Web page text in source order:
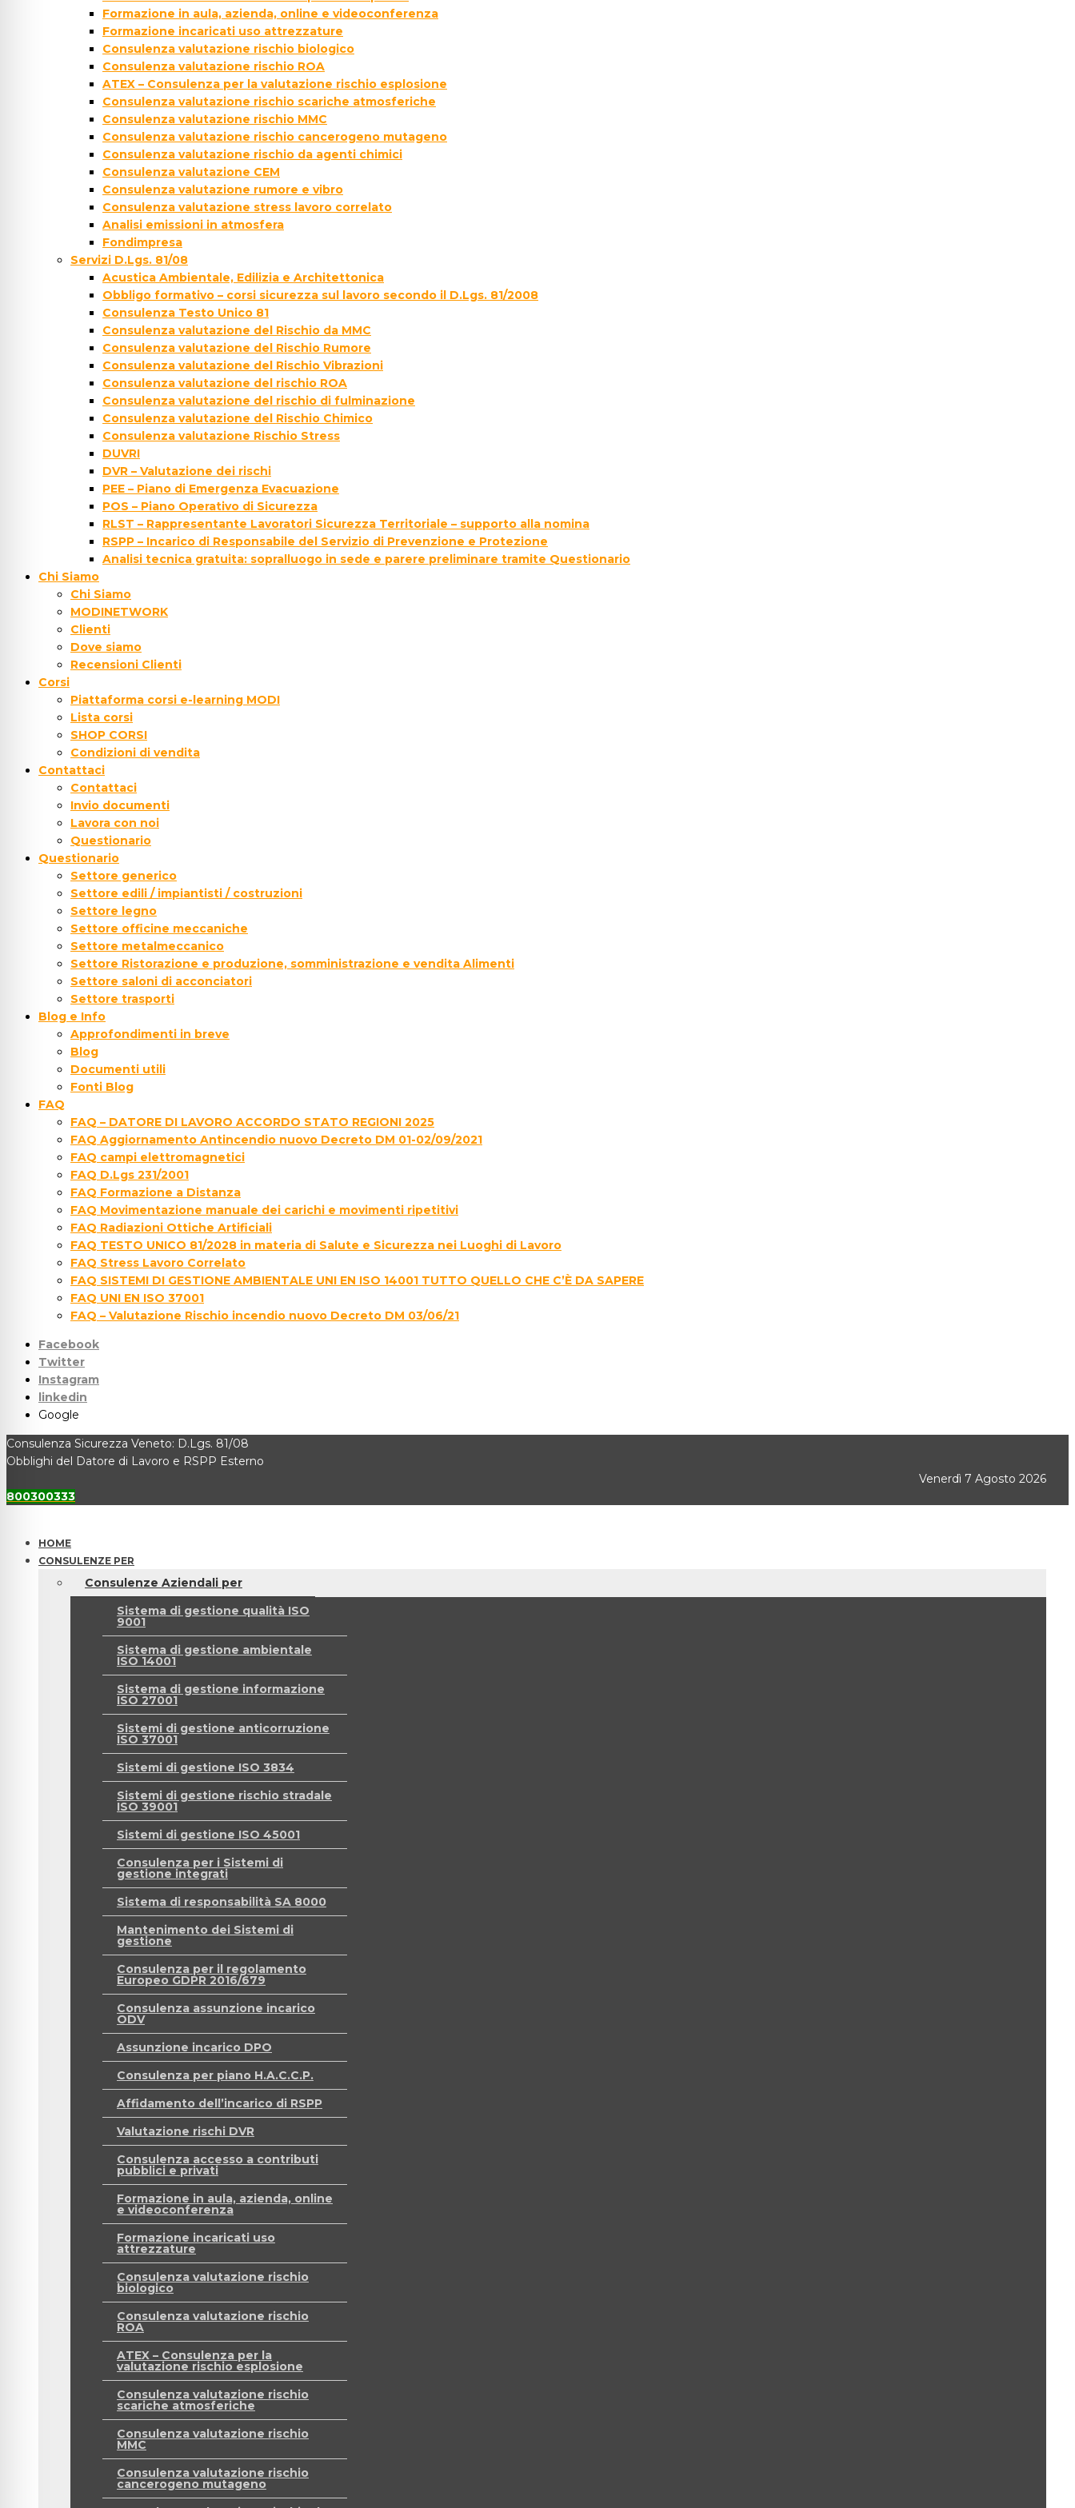
Formazione in aula, azienda, online e videoconferenza
Formazione incaricati uso attrezzature
Consulenza valutazione rischio biologico
Consulenza valutazione rischio ROA
ATEX – Consulenza per la valutazione rischio esplosione
Consulenza valutazione rischio scariche atmosferiche
Consulenza valutazione rischio MMC
Consulenza valutazione rischio cancerogeno mutageno
Consulenza valutazione rischio da agenti chimici
Consulenza valutazione CEM
Consulenza valutazione rumore e vibro
Consulenza valutazione stress lavoro correlato
Analisi emissioni in atmosfera
Fondimpresa
Servizi D.Lgs. 81/08
Acustica Ambientale, Edilizia e Architettonica
Obbligo formativo – corsi sicurezza sul lavoro secondo il D.Lgs. 81/2008
Consulenza Testo Unico 81
Consulenza valutazione del Rischio da MMC
Consulenza valutazione del Rischio Rumore
Consulenza valutazione del Rischio Vibrazioni
Consulenza valutazione del rischio ROA
Consulenza valutazione del rischio di fulminazione
Consulenza valutazione del Rischio Chimico
Consulenza valutazione Rischio Stress
DUVRI
DVR – Valutazione dei rischi
PEE – Piano di Emergenza Evacuazione
POS – Piano Operativo di Sicurezza
RLST – Rappresentante Lavoratori Sicurezza Territoriale – supporto alla nomina
RSPP – Incarico di Responsabile del Servizio di Prevenzione e Protezione
Analisi tecnica gratuita: sopralluogo in sede e parere preliminare tramite Questionario
Chi Siamo
Chi Siamo
MODINETWORK
Clienti
Dove siamo
Recensioni Clienti
Corsi
Piattaforma corsi e-learning MODI
Lista corsi
SHOP CORSI
Condizioni di vendita
Contattaci
Contattaci
Invio documenti
Lavora con noi
Questionario
Questionario
Settore generico
Settore edili / impiantisti / costruzioni
Settore legno
Settore officine meccaniche
Settore metalmeccanico
Settore Ristorazione e produzione, somministrazione e vendita Alimenti
Settore saloni di acconciatori
Settore trasporti
Blog e Info
Approfondimenti in breve
Blog
Documenti utili
Fonti Blog
FAQ
FAQ – DATORE DI LAVORO ACCORDO STATO REGIONI 2025
FAQ Aggiornamento Antincendio nuovo Decreto DM 01-02/09/2021
FAQ campi elettromagnetici
FAQ D.Lgs 231/2001
FAQ Formazione a Distanza
FAQ Movimentazione manuale dei carichi e movimenti ripetitivi
FAQ Radiazioni Ottiche Artificiali
FAQ TESTO UNICO 81/2028 in materia di Salute e Sicurezza nei Luoghi di Lavoro
FAQ Stress Lavoro Correlato
FAQ SISTEMI DI GESTIONE AMBIENTALE UNI EN ISO 14001 TUTTO QUELLO CHE C’È DA SAPERE
FAQ UNI EN ISO 37001
FAQ – Valutazione Rischio incendio nuovo Decreto DM 03/06/21
Facebook
Twitter
Instagram
linkedin
Google
Consulenza Sicurezza Veneto: D.Lgs. 81/08
Obblighi del Datore di Lavoro e RSPP Esterno
Venerdì 7 Agosto 2026
800300333
HOME
CONSULENZE PER
Consulenze Aziendali per
Sistema di gestione qualità ISO
9001
Sistema di gestione ambientale
ISO 14001
Sistema di gestione informazione
ISO 27001
Sistemi di gestione anticorruzione
ISO 37001
Sistemi di gestione ISO 3834
Sistemi di gestione rischio stradale
ISO 39001
Sistemi di gestione ISO 45001
Consulenza per i Sistemi di
gestione integrati
Sistema di responsabilità SA 8000
Mantenimento dei Sistemi di
gestione
Consulenza per il regolamento
Europeo GDPR 2016/679
Consulenza assunzione incarico
ODV
Assunzione incarico DPO
Consulenza per piano H.A.C.C.P.
Affidamento dell’incarico di RSPP
Valutazione rischi DVR
Consulenza accesso a contributi
pubblici e privati
Formazione in aula, azienda, online
e videoconferenza
Formazione incaricati uso
attrezzature
Consulenza valutazione rischio
biologico
Consulenza valutazione rischio
ROA
ATEX – Consulenza per la
valutazione rischio esplosione
Consulenza valutazione rischio
scariche atmosferiche
Consulenza valutazione rischio
MMC
Consulenza valutazione rischio
cancerogeno mutageno